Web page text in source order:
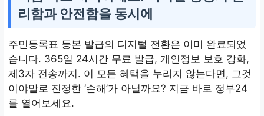
리함과 안전함을 동시에
주민등록표 등본 발급의 디지털 전환은 이미 완료되었
습니다. 365일 24시간 무료 발급, 개인정보 보호 강화,
제3자 전송까지. 이 모든 혜택을 누리지 않는다면, 그것
이야말로 진정한 ‘손해’가 아닐까요? 지금 바로 정부24
를 열어보세요.